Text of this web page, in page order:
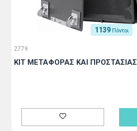
1139 Πόντοι
2779
KIT ΜΕΤΑΦΟΡΑΣ ΚΑΙ ΠΡΟΣΤΑΣΙΑΣ